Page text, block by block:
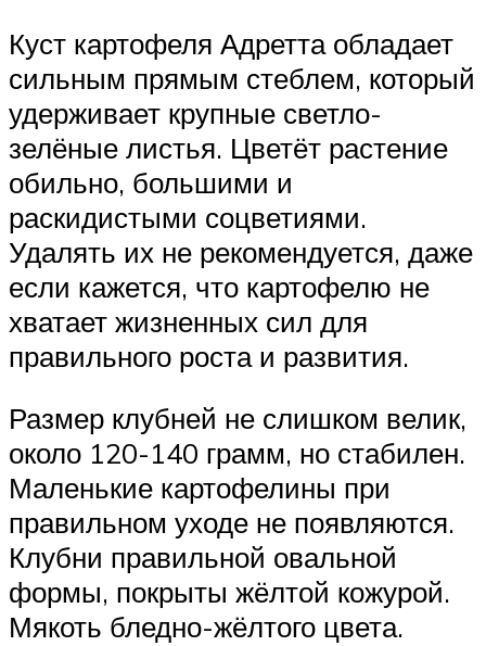
Куст картофеля Адретта обладает
сильным прямым стеблем, который
удерживает крупные светло-
зелёные листья. Цветёт растение
обильно, большими и
раскидистыми соцветиями.
Удалять их не рекомендуется, даже
если кажется, что картофелю не
хватает жизненных сил для
правильного роста и развития.
Размер клубней не слишком велик,
около 120-140 грамм, но стабилен.
Маленькие картофелины при
правильном уходе не появляются.
Клубни правильной овальной
формы, покрыты жёлтой кожурой.
Мякоть бледно-жёлтого цвета.